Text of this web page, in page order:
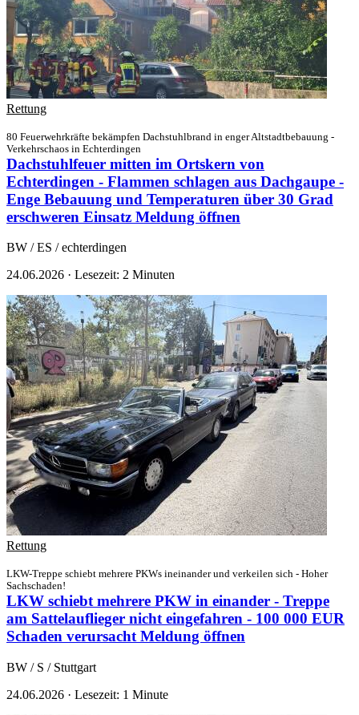
Rettung
80 Feuerwehrkräfte bekämpfen Dachstuhlbrand in enger Altstadtbebauung -
Verkehrschaos in Echterdingen
Dachstuhlfeuer mitten im Ortskern von
Echterdingen - Flammen schlagen aus Dachgaupe -
Enge Bebauung und Temperaturen über 30 Grad
erschweren Einsatz Meldung öffnen
BW / ES / echterdingen
24.06.2026 · Lesezeit: 2 Minuten
Rettung
LKW-Treppe schiebt mehrere PKWs ineinander und verkeilen sich - Hoher
Sachschaden!
LKW schiebt mehrere PKW in einander - Treppe
am Sattelauflieger nicht eingefahren - 100 000 EUR
Schaden verursacht Meldung öffnen
BW / S / Stuttgart
24.06.2026 · Lesezeit: 1 Minute